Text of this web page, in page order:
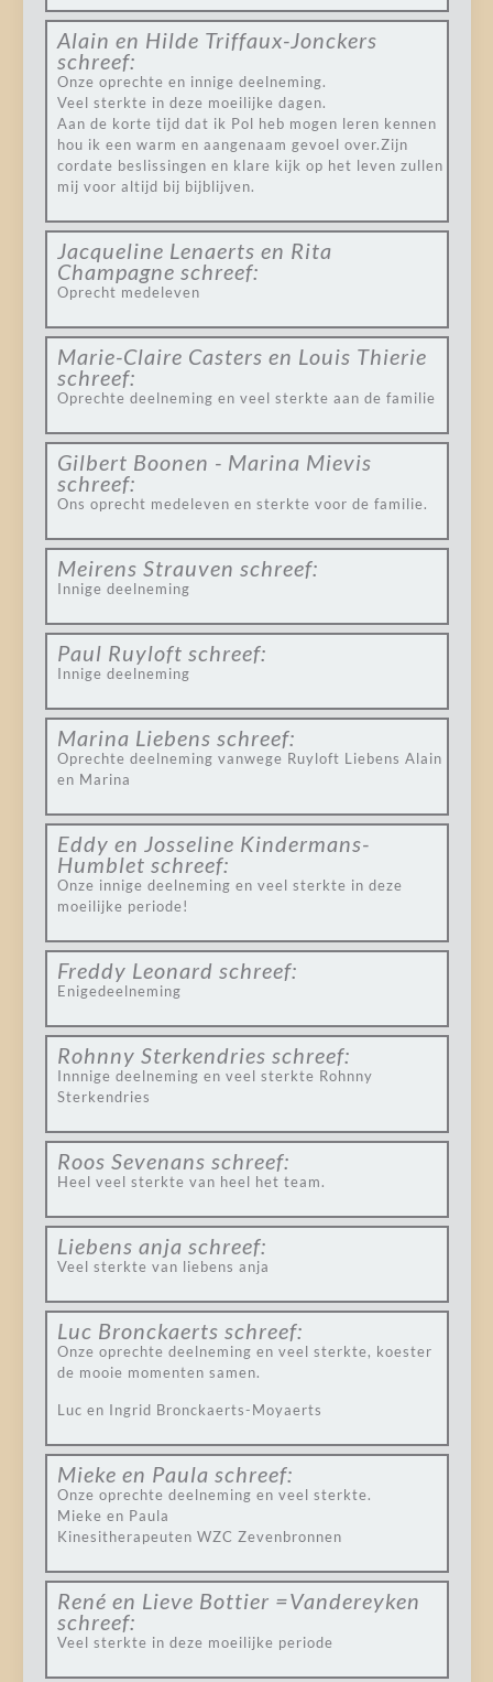
Alain en Hilde Triffaux-Jonckers
schreef:
Onze oprechte en innige deelneming.
Veel sterkte in deze moeilijke dagen.
Aan de korte tijd dat ik Pol heb mogen leren kennen
hou ik een warm en aangenaam gevoel over.Zijn
cordate beslissingen en klare kijk op het leven zullen
mij voor altijd bij bijblijven.
Jacqueline Lenaerts en Rita
Champagne schreef:
Oprecht medeleven
Marie-Claire Casters en Louis Thierie
schreef:
Oprechte deelneming en veel sterkte aan de familie
Gilbert Boonen - Marina Mievis
schreef:
Ons oprecht medeleven en sterkte voor de familie.
Meirens Strauven schreef:
Innige deelneming
Paul Ruyloft schreef:
Innige deelneming
Marina Liebens schreef:
Oprechte deelneming vanwege Ruyloft Liebens Alain
en Marina
Eddy en Josseline Kindermans-
Humblet schreef:
Onze innige deelneming en veel sterkte in deze
moeilijke periode!
Freddy Leonard schreef:
Enigedeelneming
Rohnny Sterkendries schreef:
Innnige deelneming en veel sterkte Rohnny
Sterkendries
Roos Sevenans schreef:
Heel veel sterkte van heel het team.
Liebens anja schreef:
Veel sterkte van liebens anja
Luc Bronckaerts schreef:
Onze oprechte deelneming en veel sterkte, koester
de mooie momenten samen.
Luc en Ingrid Bronckaerts-Moyaerts
Mieke en Paula schreef:
Onze oprechte deelneming en veel sterkte.
Mieke en Paula
Kinesitherapeuten WZC Zevenbronnen
René en Lieve Bottier =Vandereyken
schreef:
Veel sterkte in deze moeilijke periode